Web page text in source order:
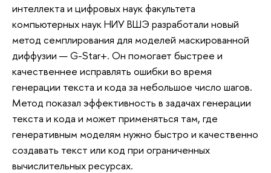
интеллекта и цифровых наук факультета
компьютерных наук НИУ ВШЭ разработали новый
метод семплирования для моделей маскированной
диффузии — G-Star+. Он помогает быстрее и
качественнее исправлять ошибки во время
генерации текста и кода за небольшое число шагов.
Метод показал эффективность в задачах генерации
текста и кода и может применяться там, где
генеративным моделям нужно быстро и качественно
создавать текст или код при ограниченных
вычислительных ресурсах.